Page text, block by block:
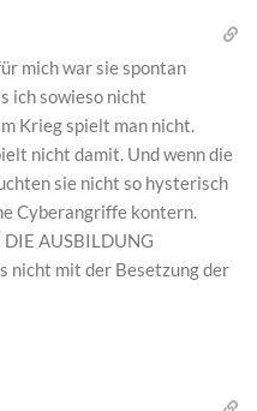
mich war sie spontan
ich sowieso nicht
Krieg spielt man nicht.
nicht damit. Und wenn die
sie nicht so hysterisch
Cyberangriffe kontern.
AUSBILDUNG
nicht mit der Besetzung der